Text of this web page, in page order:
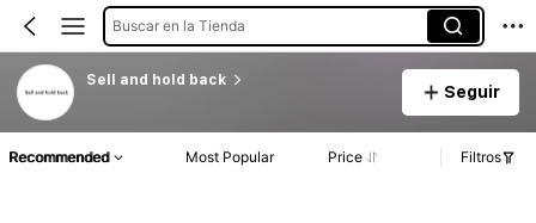
Buscar en la Tienda
Sell and hold back
Seguir
Recommended Most Popular Price Filtros